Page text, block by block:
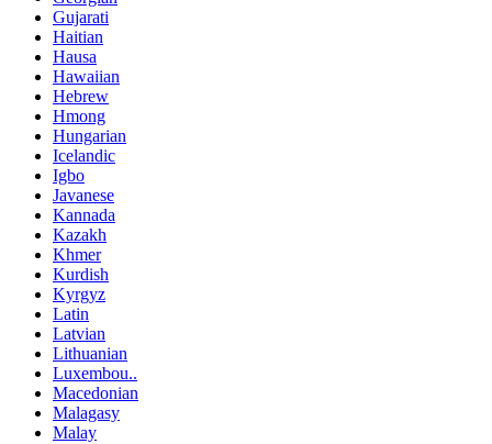
Gujarati
Haitian
Hausa
Hawaiian
Hebrew
Hmong
Hungarian
Icelandic
Igbo
Javanese
Kannada
Kazakh
Khmer
Kurdish
Kyrgyz
Latin
Latvian
Lithuanian
Luxembou..
Macedonian
Malagasy
Malay